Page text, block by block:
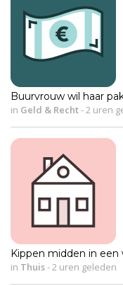
Buurvrouw wil haar
in Geld & Recht-2 uren
Kippen midden in een
in Thuis-2 uren geleden